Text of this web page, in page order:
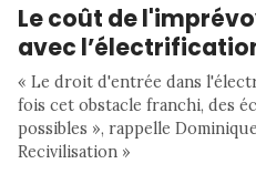
Le coût de
avec
« Le droit d'entrée dans
fois cet obstacle franchi, des
possibles », rappelle
Recivilisation »